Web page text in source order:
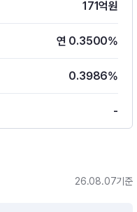
171억원
연 0.3500%
0.3986%
-
26.08.07기준